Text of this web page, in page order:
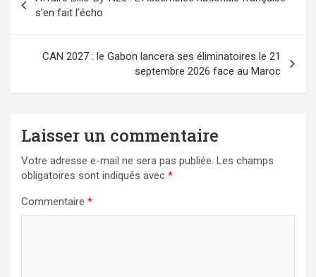
de
l’article
s’en fait l’écho
CAN 2027 : le Gabon lancera ses éliminatoires le 21
septembre 2026 face au Maroc
Laisser un commentaire
Votre adresse e-mail ne sera pas publiée. Les champs
obligatoires sont indiqués avec *
Commentaire *